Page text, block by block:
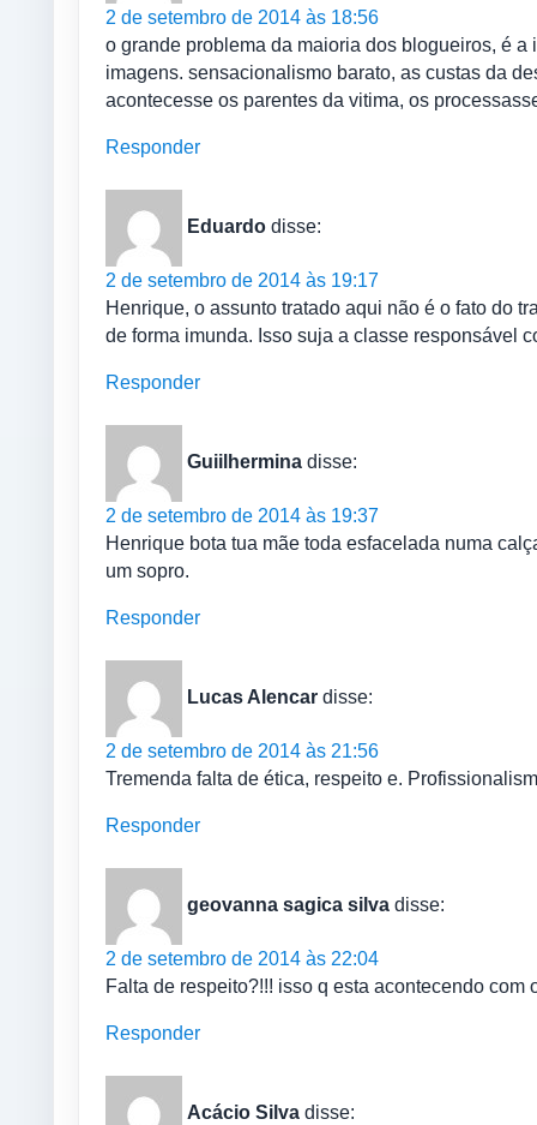
2 de setembro de 2014 às 18:56
o grande problema da maioria dos blogueiros, é
imagens. sensacionalismo barato, as custas da
acontecesse os parentes da vitima, os
Responder
Eduardo disse:
2 de setembro de 2014 às 19:17
Henrique, o assunto tratado aqui não é o fato do
de forma imunda. Isso suja a classe responsável
Responder
Guiilhermina disse:
2 de setembro de 2014 às 19:37
Henrique bota tua mãe toda esfacelada numa
um sopro.
Responder
Lucas Alencar disse:
2 de setembro de 2014 às 21:56
Tremenda falta de ética, respeito e.
Responder
geovanna sagica silva disse:
2 de setembro de 2014 às 22:04
Falta de respeito?!!! isso q esta acontecendo
Responder
Acácio Silva disse: